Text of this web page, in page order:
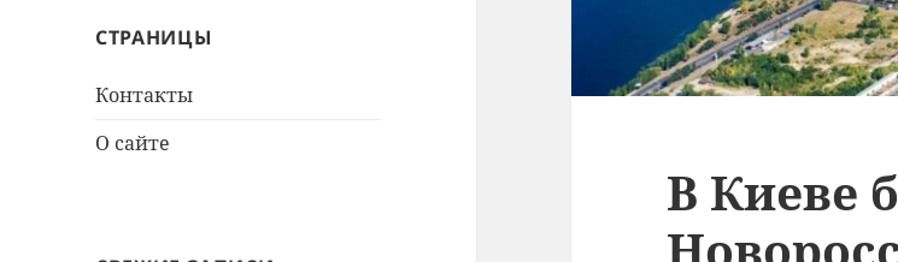
СТРАНИЦЫ
Контакты
О сайте
В Киеве